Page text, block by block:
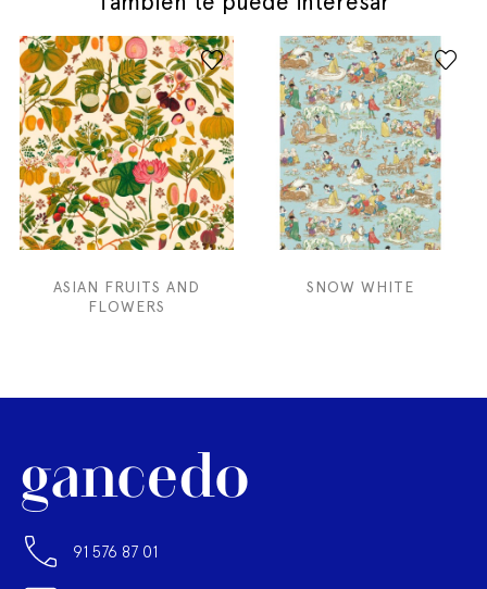
ASIAN FRUITS AND
FLOWERS
SNOW WHITE
91 576 87 01